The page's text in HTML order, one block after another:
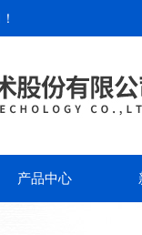
！
产品中心